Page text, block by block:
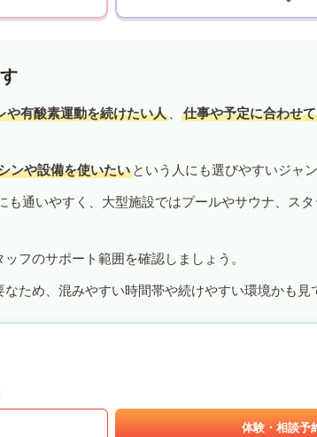
や有酸素運動を続けたい人 、 仕事や予定に合わせ
ンや設備を使いたい という人にも選びやすいジャン
通いやすく、大型施設ではプールやサウナ、ス
フのサポート範囲を確認しましょう。
ため、混みやすい時間帯や続けやすい環境かも見
体験・相談予